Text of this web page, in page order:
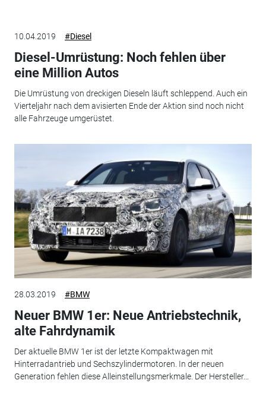
10.04.2019 #Diesel
Diesel-Umrüstung: Noch fehlen über
eine Million Autos
Die Umrüstung von dreckigen Dieseln läuft schleppend. Auch ein
Vierteljahr nach dem avisierten Ende der Aktion sind noch nicht
alle Fahrzeuge umgerüstet.
28.03.2019 #BMW
Neuer BMW 1er: Neue Antriebstechnik,
alte Fahrdynamik
Der aktuelle BMW 1er ist der letzte Kompaktwagen mit
Hinterradantrieb und Sechszylindermotoren. In der neuen
Generation fehlen diese Alleinstellungsmerkmale. Der Hersteller...